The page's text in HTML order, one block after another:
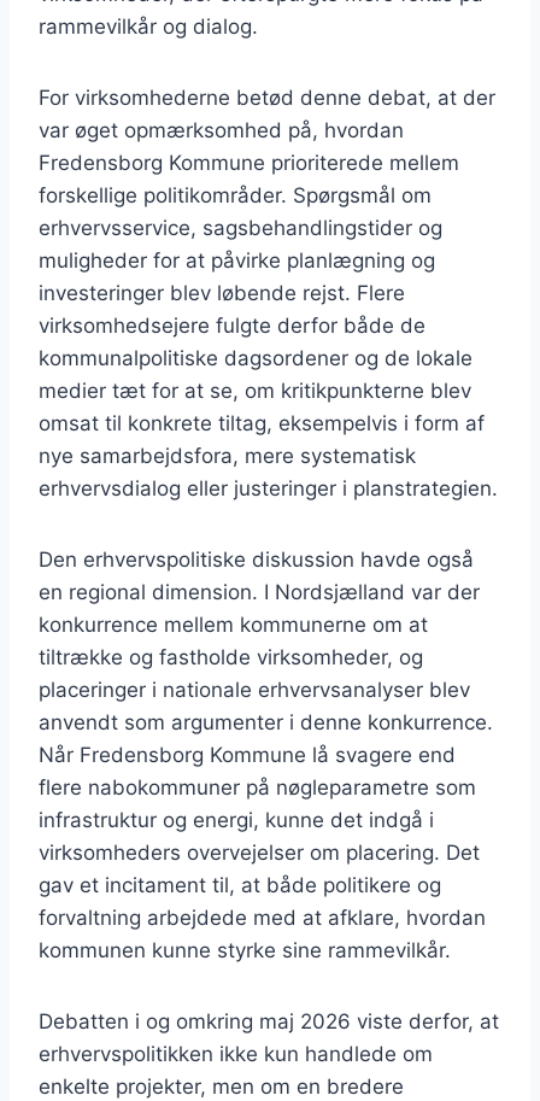
rammevilkår og dialog.
For virksomhederne betød denne debat, at der
var øget opmærksomhed på, hvordan
Fredensborg Kommune prioriterede mellem
forskellige politikområder. Spørgsmål om
erhvervsservice, sagsbehandlingstider og
muligheder for at påvirke planlægning og
investeringer blev løbende rejst. Flere
virksomhedsejere fulgte derfor både de
kommunalpolitiske dagsordener og de lokale
medier tæt for at se, om kritikpunkterne blev
omsat til konkrete tiltag, eksempelvis i form af
nye samarbejdsfora, mere systematisk
erhvervsdialog eller justeringer i planstrategien.
Den erhvervspolitiske diskussion havde også
en regional dimension. I Nordsjælland var der
konkurrence mellem kommunerne om at
tiltrække og fastholde virksomheder, og
placeringer i nationale erhvervsanalyser blev
anvendt som argumenter i denne konkurrence.
Når Fredensborg Kommune lå svagere end
flere nabokommuner på nøgleparametre som
infrastruktur og energi, kunne det indgå i
virksomheders overvejelser om placering. Det
gav et incitament til, at både politikere og
forvaltning arbejdede med at afklare, hvordan
kommunen kunne styrke sine rammevilkår.
Debatten i og omkring maj 2026 viste derfor, at
erhvervspolitikken ikke kun handlede om
enkelte projekter, men om en bredere